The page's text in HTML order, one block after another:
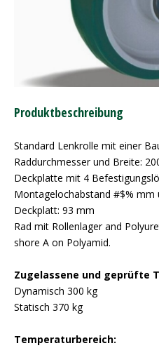
Produktbeschreibung
Standard Lenkrolle mit einer
Raddurchmesser und Breite:
Deckplatte mit 4
Montagelochabstand #$% mm
Deckplatt: 93 mm
Rad mit Rollenlager and
shore A on Polyamid.
Zugelassene und geprüfte
Dynamisch 300 kg
Statisch 370 kg
Temperaturbereich: